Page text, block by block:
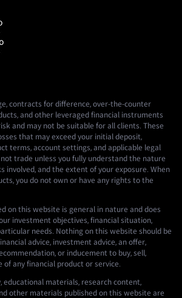
contracts for difference, over-the-counter
and other leveraged financial instruments
and may not be suitable for all clients. These
that may exceed your initial deposit,
terms, account settings, and applicable legal
trade unless you fully understand the nature
involved, and the extent of your exposure. When
you do not own or have any rights to the
on this website is general in nature and does
investment objectives, financial situation,
needs. Nothing on this website should be
advice, investment advice, an offer,
or inducement to buy, sell,
of any financial product or service.
educational materials, research content,
other materials published on this website are